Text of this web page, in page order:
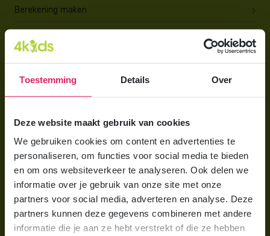
Toestemming Details Over
Deze website maakt gebruik van cookies
We gebruiken cookies om content en advertenties te
personaliseren, om functies voor social media te bieden
en om ons websiteverkeer te analyseren. Ook delen we
informatie over je gebruik van onze site met onze
partners voor social media, adverteren en analyse. Deze
partners kunnen deze gegevens combineren met andere
informatie die je aan ze hebt verstrekt of die ze hebben
Berekening maken
Voor ouders
Wat is gastouderopvang?
Wat kost een gastouder?
Voor gastouders
Gastouder worden bij 4Kids
Hoe vind ik gastkinderen?
Trainingen & cursussen